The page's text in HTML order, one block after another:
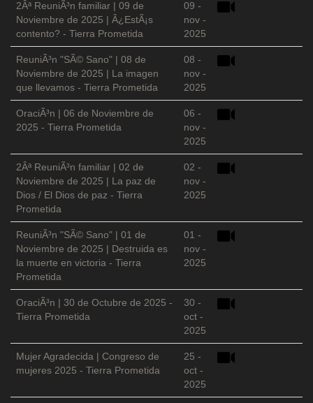
2Âª ReuniÃ³n familiar | 09 de
Noviembre de 2025 | Â¿EstÃ¡s
contento? - Tierra Prometida
09 -
nov -
2025
ReuniÃ³n "SÃ© Sano" | 08 de
Noviembre de 2025 | La imagen
que llevamos - Tierra Prometida
08 -
nov -
2025
OraciÃ³n | 06 de Noviembre de
2025 - Tierra Prometida
06 -
nov -
2025
2Âª ReuniÃ³n familiar | 02 de
Noviembre de 2025 | La paz de
Dios / El Dios de paz - Tierra
Prometida
02 -
nov -
2025
ReuniÃ³n "SÃ© Sano" | 01 de
Noviembre de 2025 | Destruida es
la muerte en victoria - Tierra
Prometida
01 -
nov -
2025
OraciÃ³n | 30 de Octubre de 2025 -
Tierra Prometida
30 -
oct -
2025
Mujer Agradecida | Congreso de
mujeres 2025 - Tierra Prometida
25 -
oct -
2025